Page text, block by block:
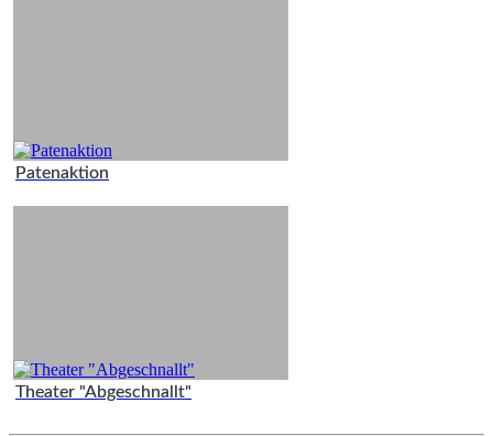
Patenaktion
Theater "Abgeschnallt"